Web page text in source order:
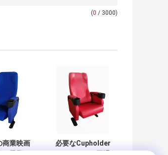
(0 / 3000)
商業映画
必要なCupholder